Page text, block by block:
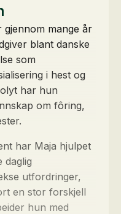
gjennom mange år
blant danske
som
i hest og
har hun
om fôring,
har Maja hjulpet
daglig
utfordringer,
en stor forskjell
hun med